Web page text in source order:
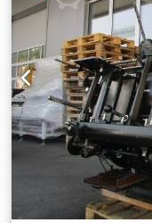
omfatter en brugt
Enheden er
under testen.
forsendelse: Du er
vores åbningstid –
emballering og
muligt efter
afhentning
dig. For yderligere
velkommen til at